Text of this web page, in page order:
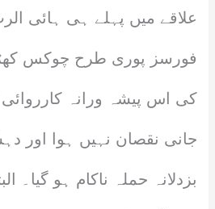
علاقے میں پہلے ہی ہائی
فورسز پوری طرح چوکس
کی اس پیشہ ورانہ
جانی نقصان نہیں ہوا اور
بزدلانہ حملہ ناکام ہو گیا۔